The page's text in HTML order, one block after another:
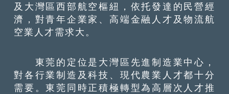
及大灣區西部航空樞紐，依托發達的民營經
濟，對青年企業家、高端金融人才及物流航
空業人才需求大。
東莞的定位是大灣區先進制造業中心，
對各行業制造及科技、現代農業人才都十分
需要。東莞同時正積極轉型為高層次人才推